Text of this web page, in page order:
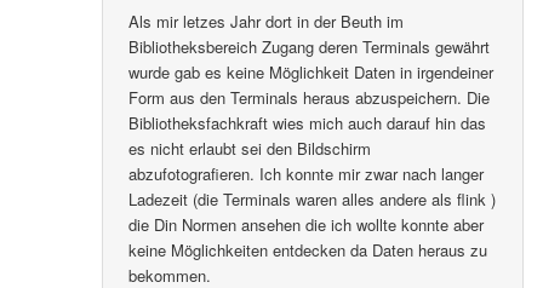
Als mir letzes Jahr dort in der Beuth im
Bibliotheksbereich Zugang deren Terminals gewährt
wurde gab es keine Möglichkeit Daten in irgendeiner
Form aus den Terminals heraus abzuspeichern. Die
Bibliotheksfachkraft wies mich auch darauf hin das
es nicht erlaubt sei den Bildschirm
abzufotografieren. Ich konnte mir zwar nach langer
Ladezeit (die Terminals waren alles andere als flink )
die Din Normen ansehen die ich wollte konnte aber
keine Möglichkeiten entdecken da Daten heraus zu
bekommen.